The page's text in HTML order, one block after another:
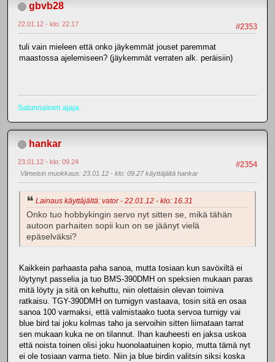
gbvb28
#2353
22.01.12 - klo: 22.17
tuli vain mieleen että onko jäykemmät jouset paremmat
maastossa ajelemiseen? (jäykemmät verraten alk. peräisiin)
Satunnainen ajaja.
hankar
#2354
23.01.12 - klo: 09.24
Viimeisin muokkaus: 23.01.12 - klo: 09.27 käyttäjältä hankar
Lainaus käyttäjältä: vator - 22.01.12 - klo: 16.31
Onko tuo hobbykingin servo nyt sitten se, mikä tähän
autoon parhaiten sopii kun on se jäänyt vielä
epäselväksi?
Kaikkein parhaasta paha sanoa, mutta tosiaan kun savöxiltä ei
löytynyt passelia ja tuo BMS-390DMH on speksien mukaan paras
mitä löyty ja sitä on kehuttu, niin olettaisin olevan toimiva
ratkaisu. TGY-390DMH on turnigyn vastaava, tosin sitä en osaa
sanoa 100 varmaksi, että valmistaako tuota servoa turnigy vai
blue bird tai joku kolmas taho ja servoihin sitten liimataan tarrat
sen mukaan kuka ne on tilannut. Ihan kauheesti en jaksa uskoa
että noista toinen olisi joku huonolaatuinen kopio, mutta tämä nyt
ei ole tosiaan varma tieto. Niin ja blue birdin valitsin siksi koska